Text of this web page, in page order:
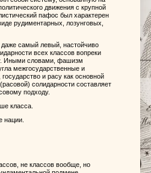
движения с крупной
пафос был характерен
рудиментарных, лозунговых,
самый левый, настойчиво
всех классов вопреки
Иными словами, фашизм
межгосударственные и
и расу как основной
солидарности составляет
подходу.
класса.
нации.
не классов вообще, но